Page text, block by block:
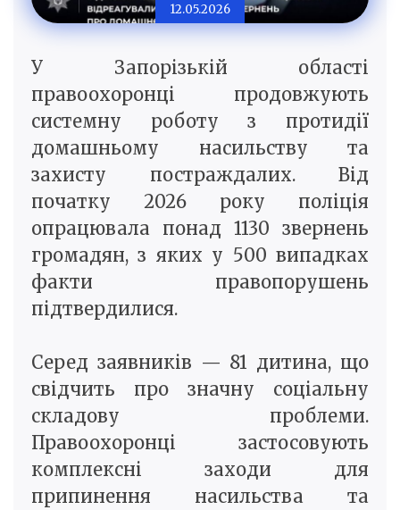
12.05.2026
У Запорізькій області
правоохоронці продовжують
системну роботу з протидії
домашньому насильству та
захисту постраждалих. Від
початку 2026 року поліція
опрацювала понад 1130 звернень
громадян, з яких у 500 випадках
факти правопорушень
підтвердилися.
Серед заявників — 81 дитина, що
свідчить про значну соціальну
складову проблеми.
Правоохоронці застосовують
комплексні заходи для
припинення насильства та